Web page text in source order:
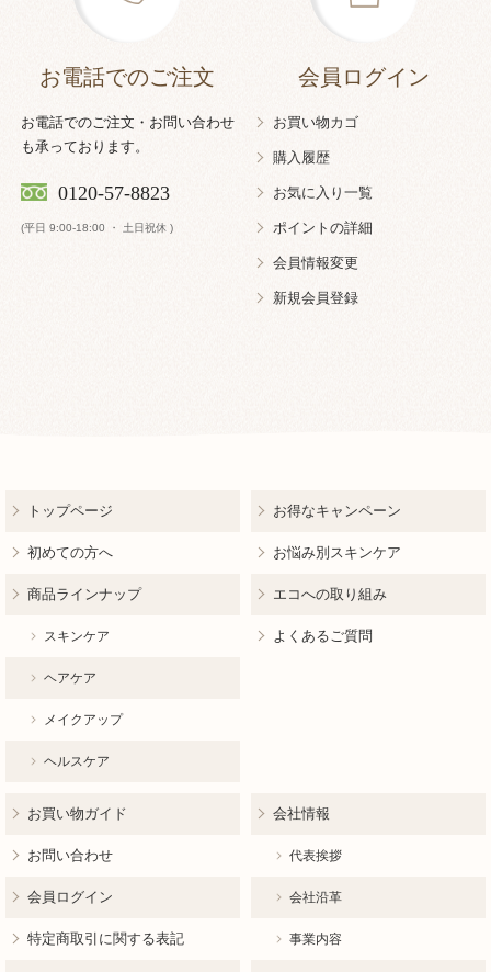
お電話でのご注文
お電話でのご注文・お問い合わせ
も承っております。
0120-57-8823
(平日 9:00-18:00 ・ 土日祝休 )
会員ログイン
お買い物カゴ
購入履歴
お気に入り一覧
ポイントの詳細
会員情報変更
新規会員登録
トップページ
初めての方へ
商品ラインナップ
スキンケア
ヘアケア
メイクアップ
ヘルスケア
お得なキャンペーン
お悩み別スキンケア
エコへの取り組み
よくあるご質問
お買い物ガイド
お問い合わせ
会員ログイン
特定商取引に関する表記
会社情報
代表挨拶
会社沿革
事業内容